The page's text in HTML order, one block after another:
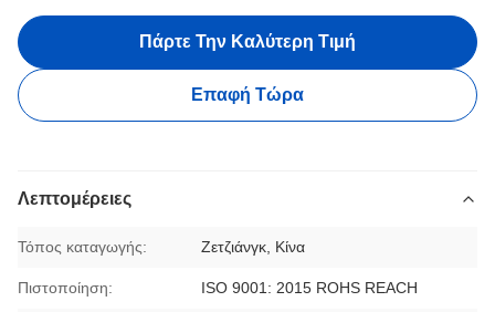
Πάρτε Την Καλύτερη Τιμή
Επαφή Τώρα
Λεπτομέρειες
Τόπος καταγωγής: Ζετζιάνγκ, Κίνα
Πιστοποίηση: ISO 9001: 2015 ROHS REACH